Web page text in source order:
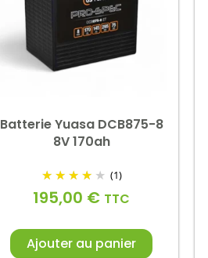
Batterie Yuasa DCB875-8
8V 170ah
(1)
195,00 € TTC
Ajouter au panier